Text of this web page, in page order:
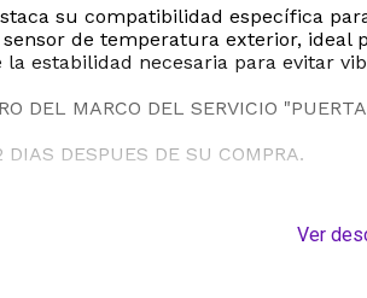
su compatibilidad específica
de temperatura exterior,
estabilidad necesaria para evitar
DEL MARCO DEL SERVICIO
DIAS DESPUES DE SU COMPRA.
Ver